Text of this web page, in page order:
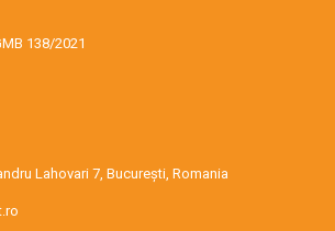
138/2021
Lahovari 7, București, Romania